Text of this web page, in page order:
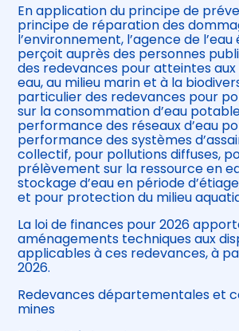
En application du principe de
principe de réparation des
l’environnement, l’agence de
perçoit auprès des personnes
des redevances pour atteintes
eau, au milieu marin et à la
particulier des redevances pour
sur la consommation d’eau
performance des réseaux d’eau
performance des systèmes
collectif, pour pollutions diffuses,
prélèvement sur la ressource en
stockage d’eau en période
et pour protection du milieu
La loi de finances pour 2026
aménagements techniques aux
applicables à ces redevances, à
2026.
Redevances départementales et
mines